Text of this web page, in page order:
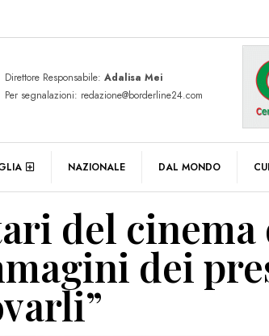
Direttore Responsabile: Adalisa Mei
Per segnalazioni: redazione@borderline24.com
NAZIONALE DAL MONDO
del cinema
dei